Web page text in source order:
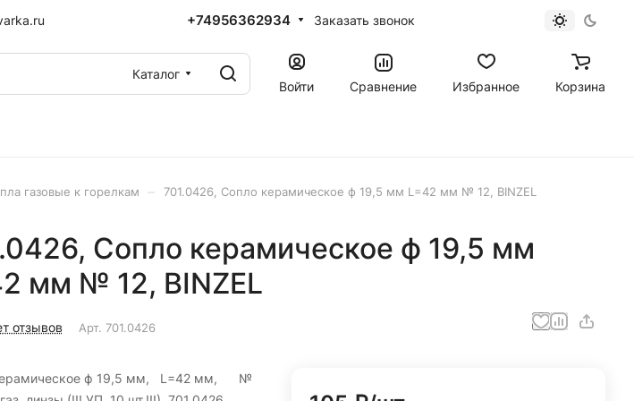
+74956362934 Заказать звонок
Каталог
Войти
Сравнение Избранное Корзина
газовые к горелкам 701.0426, Сопло керамическое ф 19,5 мм L=42 мм № 12, BINZEL
Сопло керамическое ф 19,5 мм
мм № 12, BINZEL
отзывов Арт. 701.0426
ф 19,5 мм, L=42 мм, №